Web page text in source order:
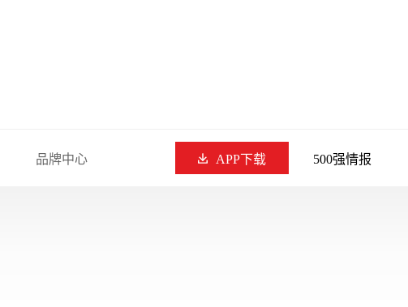
品牌中心 APP下载 500强情报